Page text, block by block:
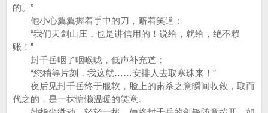
的。”
他小心翼翼握着手中的刀，赔着笑道：
“我们天剑山庄，也是讲信用的！说给，就给，绝不赖
账！”
封千岳咽了咽喉咙，低声补充道：
“您稍等片刻，我这就……安排人去取寒珠来！”
夜后见封千岳终于服软，脸上的肃杀之意瞬间收敛，取而
代之的，是一抹慵懒温暖的笑意。